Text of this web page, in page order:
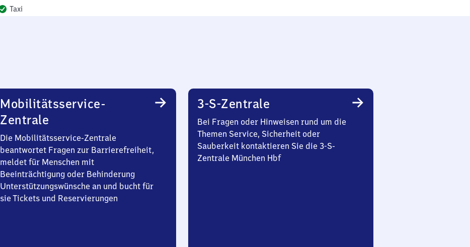
Taxi
Mobilitätsservice-
Zentrale
Die Mobilitätsservice-Zentrale
beantwortet Fragen zur Barrierefreiheit,
meldet für Menschen mit
Beeinträchtigung oder Behinderung
Unterstützungswünsche an und bucht für
sie Tickets und Reservierungen
3-S-Zentrale
Bei Fragen oder Hinweisen rund um die
Themen Service, Sicherheit oder
Sauberkeit kontaktieren Sie die 3-S-
Zentrale München Hbf